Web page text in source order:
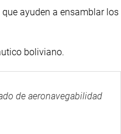
ayuden a ensamblar los
boliviano.
de aeronavegabilidad